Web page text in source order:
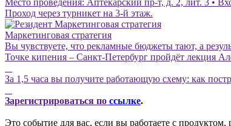
Проход через турникет на 3-й этаж.
Маркетинговая стратегия
Вы чувствуете, что рекламные бюджеты тают, а
Точке кипения – Санкт-Петербург пройдёт лекция
За 1,5 часа вы получите работающую схему: как
Зарегистрироваться по ссылке.
Это событие для вас, если вы работаете с